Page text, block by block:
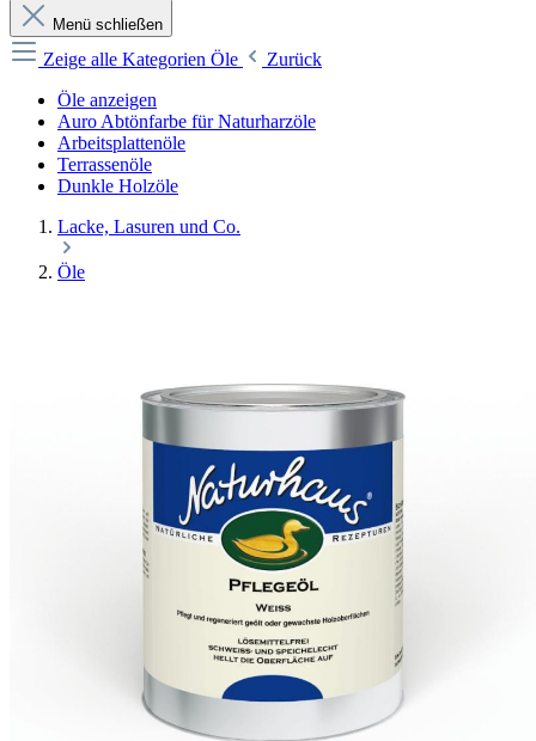
Menü schließen
Zeige alle Kategorien Öle
Zurück
Öle anzeigen
Auro Abtönfarbe für Naturharzöle
Arbeitsplattenöle
Terrassenöle
Dunkle Holzöle
Lacke, Lasuren und Co.
Öle